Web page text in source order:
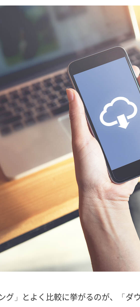
グ」とよく比較に挙がるのが、「ダ